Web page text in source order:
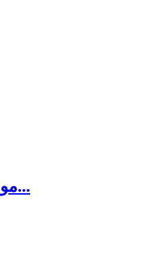
موديول أوردوينو - موديول...